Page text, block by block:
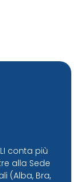
conta più
alla Sede
(Alba, Bra,